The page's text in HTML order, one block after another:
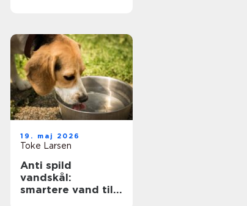
19. maj 2026
Toke Larsen
Anti spild
vandskål:
smartere vand til